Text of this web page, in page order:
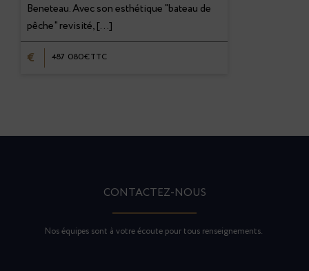
Beneteau. Avec son esthétique "bateau de
pêche" revisité, […]
€ 487 080€TTC
CONTACTEZ-NOUS
Nos équipes sont à votre écoute pour tous renseignements.